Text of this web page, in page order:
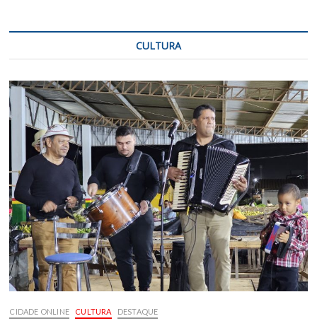
CULTURA
CIDADE ONLINE CULTURA DESTAQUE